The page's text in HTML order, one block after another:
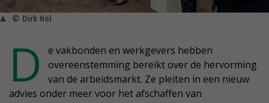
© Dirk Hol
D
e vakbonden en werkgevers hebben
overeenstemming bereikt over de hervorming
van de arbeidsmarkt. Ze pleiten in een nieuw
advies onder meer voor het afschaffen van